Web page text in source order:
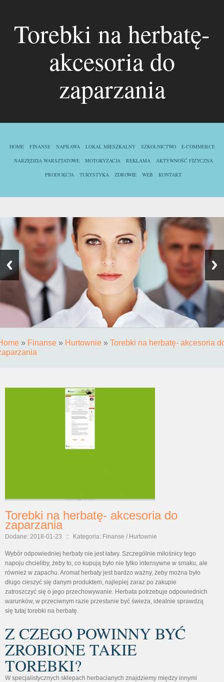
Torebki na herbatę-
akcesoria do
zaparzania
HOME FINANSE NAPRAWA LOKAL MIESZKALNY SZKOLNICTWO
E-COMMERCE
NARZĘDZIA WARSZTATOWE
MOTORYZACJA REKLAMA
AKTYWNOŚĆ FIZYCZNA
PRODUKCJA
TURYSTYKA ZDROWIE WEB KONTAKT
» Finanse » Hurtownie » Torebki na herbatę- akcesoria
Torebki na herbatę- akcesoria do
zaparzania
Dodane: 2018-01-23 :: Kategoria: Finanse / Hurtownie
Wybór odpowiedniej herbaty nie jest łatwy. Szczególnie miłośnicy tego
napoju chcieliby, żeby to, co kupują było nie tylko intensywne w smaku, ale
również w zapachu. Aromat herbaty jest bardzo ważny, żeby można było
długo cieszyć się danym produktem, najlepiej zaraz po zakupie
zatroszczyć się o jego przechowywanie. Herbata potrzebuje odpowiednich
warunków, w przeciwnym razie przestanie być świeża, idealnie sprawdzą
się tutaj torebki na herbatę.
Z CZEGO POWINNY BYĆ
ZROBIONE TAKIE
TOREBKI?
W specjalistycznych sklepach herbacianych znajdziemy między innymi